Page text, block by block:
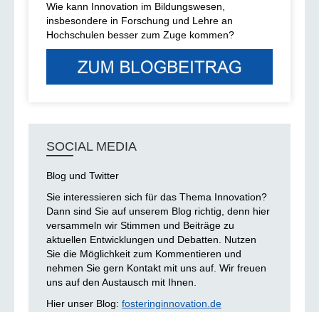
Wie kann Innovation im Bildungswesen,
insbesondere in Forschung und Lehre an
Hochschulen besser zum Zuge kommen?
SOCIAL MEDIA
Blog und Twitter
Sie interessieren sich für das Thema Innovation?
Dann sind Sie auf unserem Blog richtig, denn hier
versammeln wir Stimmen und Beiträge zu
aktuellen Entwicklungen und Debatten. Nutzen
Sie die Möglichkeit zum Kommentieren und
nehmen Sie gern Kontakt mit uns auf. Wir freuen
uns auf den Austausch mit Ihnen.
Hier unser Blog: fosteringinnovation.de